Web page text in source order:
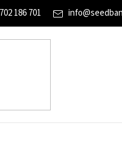
info@
702 186 701